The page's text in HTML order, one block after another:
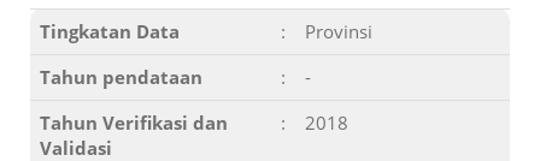
Tingkatan Data :
Provinsi
Tahun pendataan
:
-
Tahun Verifikasi dan
Validasi
: 2018